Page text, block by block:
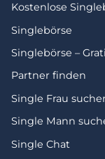
Kostenlose
Singlebörse
Singlebörse –
Partner finden
Single Frau
Single Mann
Single Chat